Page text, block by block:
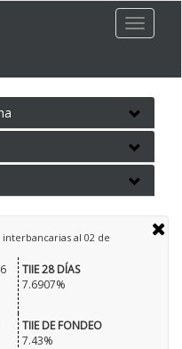
Toggle
al 02 de
TIIE 28 DÍAS
7.6907%
TIIE DE FONDEO
7.43%